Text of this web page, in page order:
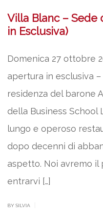
Villa Blanc – Sede
in Esclusiva)
Domenica 27 ottobre
apertura in esclusiva
residenza del barone
della Business School
lungo e operoso
dopo decenni di
aspetto. Noi avremo il
entrarvi […]
BY SILVIA